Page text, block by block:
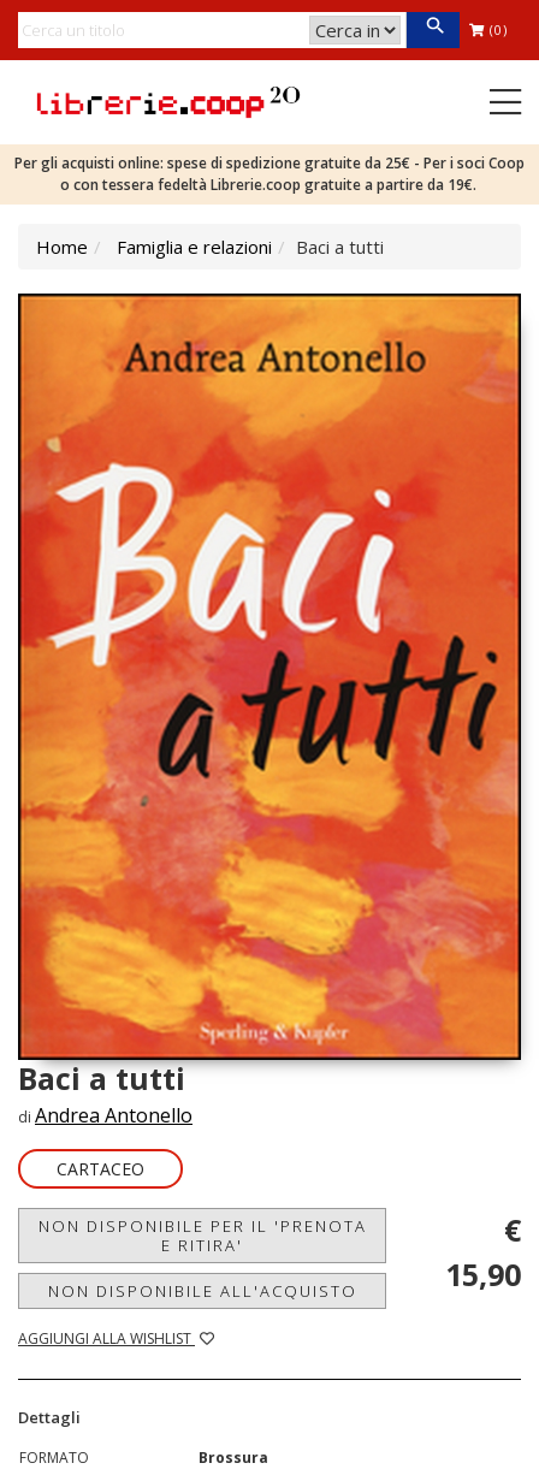
(0)
Per gli acquisti online: spese di spedizione gratuite da 25€ - Per i soci Coop
o con tessera fedeltà Librerie.coop gratuite a partire da 19€.
Home Famiglia e relazioni Baci a tutti
Baci a tutti
di Andrea Antonello
CARTACEO
NON DISPONIBILE PER IL 'PRENOTA
E RITIRA'
NON DISPONIBILE ALL'ACQUISTO
AGGIUNGI ALLA WISHLIST
€
15,90
Dettagli
FORMATO
Brossura